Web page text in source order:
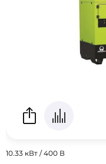
10.33 кВт / 400 В